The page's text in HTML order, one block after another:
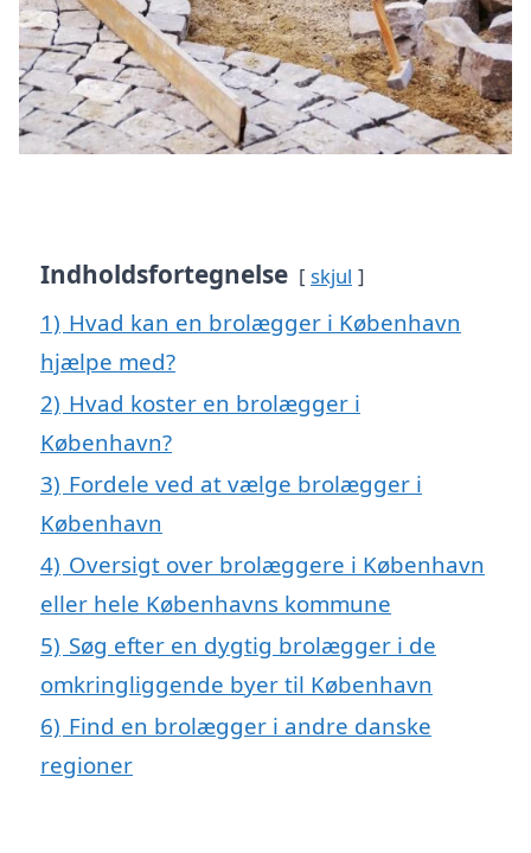
Indholdsfortegnelse skjul
1) Hvad kan en brolægger i København
hjælpe med?
2) Hvad koster en brolægger i
København?
3) Fordele ved at vælge brolægger i
København
4) Oversigt over brolæggere i København
eller hele Københavns kommune
5) Søg efter en dygtig brolægger i de
omkringliggende byer til København
6) Find en brolægger i andre danske
regioner